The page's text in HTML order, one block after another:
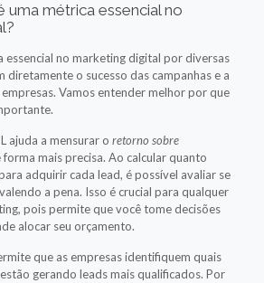
uma métrica essencial no
essencial no marketing digital por diversas
diretamente o sucesso das campanhas e a
Vamos entender melhor por que
ajuda a mensurar o retorno sobre
forma mais precisa. Ao calcular quanto
adquirir cada lead, é possível avaliar se
a pena. Isso é crucial para qualquer
pois permite que você tome decisões
alocar seu orçamento.
que as empresas identifiquem quais
gerando leads mais qualificados. Por